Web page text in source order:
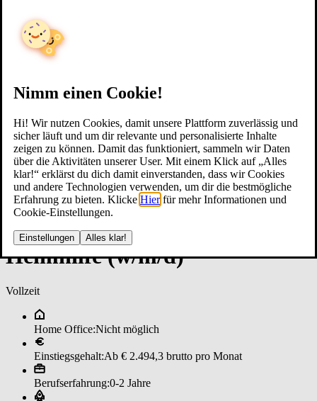
Nimm einen Cookie!
Hi! Wir nutzen Cookies, damit unsere Plattform zuverlässig und
sicher läuft und um dir relevante und personalisierte Inhalte
zeigen zu können. Damit das funktioniert, sammeln wir Daten
über die Aktivitäten unserer User. Mit einem Klick auf „Alles
klar!“ erklärst du dich damit einverstanden, dass wir Cookies
und andere Technologien verwenden, um dir die bestmögliche
Erfahrung zu bieten. Klicke Hier für mehr Informationen und
Cookie-Einstellungen.
Einstellungen Alles klar!
Heim­hil­fe (w/m/d)
Vollzeit
Home Office:Nicht möglich
Einstiegsgehalt:Ab € 2.494,3 brutto pro Monat
Berufserfahrung:0-2 Jahre